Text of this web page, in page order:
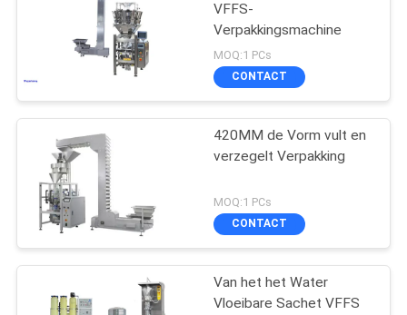
VFFS-
Verpakkingsmachine
MOQ:1 PCs
CONTACT
420MM de Vorm vult en
verzegelt Verpakking
MOQ:1 PCs
CONTACT
Van het het Water
Vloeibare Sachet VFFS